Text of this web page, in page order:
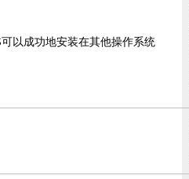
以成功地安装在其他操作系统